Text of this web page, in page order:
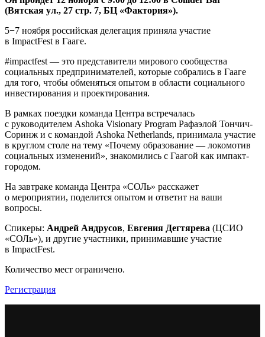
(Вятская ул., 27 стр. 7, БЦ «Фактория»).
5−7 ноября российская делегация приняла участие
в ImpactFest в Гааге.
#impactfest — это представители мирового сообщества
социальных предпринимателей, которые собрались в Гааге
для того, чтобы обменяться опытом в области социального
инвестирования и проектирования.
В рамках поездки команда Центра встречалась
с руководителем Ashoka Visionary Program Рафаэлой Тончич-
Соринж и с командой Ashoka Netherlands, принимала участие
в круглом столе на тему «Почему образование — локомотив
социальных изменений», знакомились с Гаагой как импакт-
городом.
На завтраке команда Центра «СОЛь» расскажет
о мероприятии, поделится опытом и ответит на ваши
вопросы.
Спикеры: Андрей Андрусов, Евгения Дегтярева (ЦСИО
«СОЛь»), и другие участники, принимавшие участие
в ImpactFest.
Количество мест ограничено.
Регистрация